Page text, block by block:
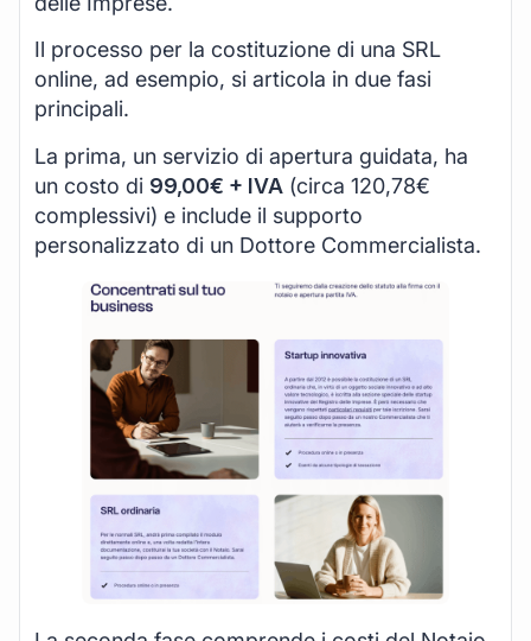
Il processo per la costituzione di una SRL
online, ad esempio, si articola in due fasi
principali.
La prima, un servizio di apertura guidata, ha
un costo di 99,00€ + IVA (circa 120,78€
complessivi) e include il supporto
personalizzato di un Dottore Commercialista.